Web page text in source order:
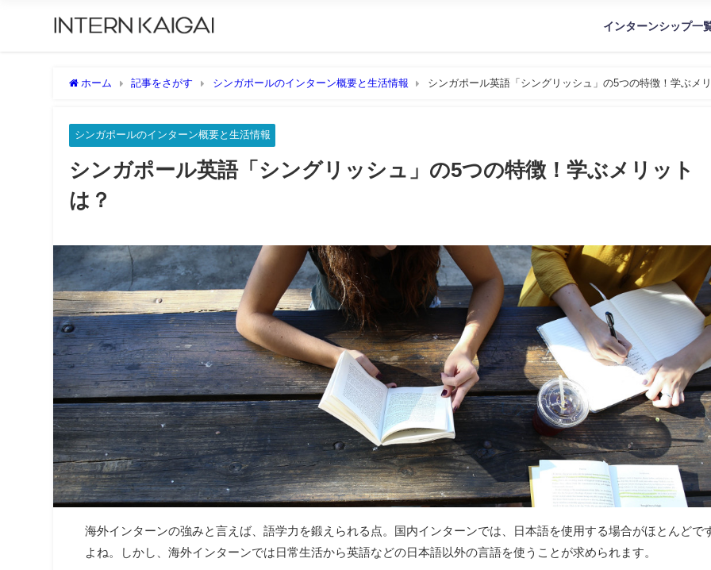
インターンシップ一
ホーム 記事をさがす シンガポールのインターン概要と生活情報
シンガポール英語「シングリッシュ」の5つの特徴！学ぶメ
シンガポールのインターン概要と生活情報
シンガポール英語「シングリッシュ」の5つの特徴！学ぶメリット
は？
海外インターンの強みと言えば、語学力を鍛えられる点。国内インターンでは、日本語を使用する場合がほとんどで
よね。しかし、海外インターンでは日常生活から英語などの日本語以外の言語を使うことが求められます。